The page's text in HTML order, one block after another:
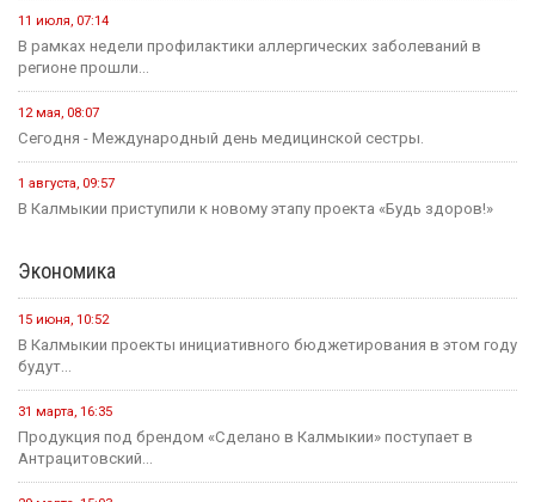
11 июля, 07:14
В рамках недели профилактики аллергических заболеваний в
регионе прошли...
12 мая, 08:07
Сегодня - Международный день медицинской сестры.
1 августа, 09:57
В Калмыкии приступили к новому этапу проекта «Будь здоров!»
Экономика
15 июня, 10:52
В Калмыкии проекты инициативного бюджетирования в этом году
будут...
31 марта, 16:35
Продукция под брендом «Сделано в Калмыкии» поступает в
Антрацитовский...